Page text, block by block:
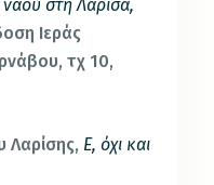
στη Λάρισα,
Ιεράς
τχ 10,
Λαρίσης, Ε, όχι και